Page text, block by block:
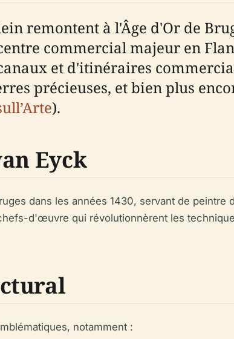
remontent à l'Âge d'Or de
commercial majeur en
et d'itinéraires
précieuses, et bien plus
).
Eyck
dans les années 1430, servant de
d'œuvre qui révolutionnèrent les
notamment :